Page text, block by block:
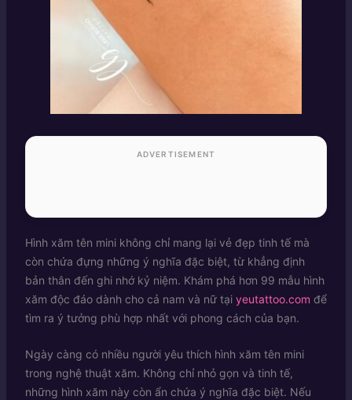
ADVERTISEMENT
Hình xăm tên mini không chỉ mang lại vẻ đẹp tinh tế mà
còn chứa đựng những ý nghĩa đặc biệt, từ khẳng định
bản thân đến ghi nhớ kỷ niệm. Khám phá hơn 99 mẫu hình
xăm độc đáo dành cho cả nam và nữ tại yeutattoo.com để
tìm ra ý tưởng phù hợp nhất với phong cách của bạn.
Ngày càng có nhiều người yêu thích hình xăm tên mini
trong nghệ thuật xăm. Không chỉ nhỏ gọn và tinh tế,
những hình xăm này còn ẩn chứa ý nghĩa đặc biệt. Nếu